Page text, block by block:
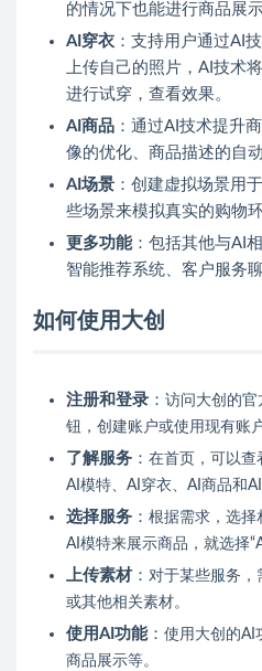
的情况下也能进行商品展示
AI穿衣 ：支持用户通过AI
上传自己的照片，AI技术
进行试穿，查看效果。
AI商品 ：通过AI技术提升
像的优化、商品描述的自
AI场景 ：创建虚拟场景用
些场景来模拟真实的购物
更多功能：包括其他与AI
智能推荐系统、客户服务
如何使用大创
注册和登录 ： 访问大创的官
钮，创建账户或使用现有账
了解服务 ： 在首页，可以查
AI模特、AI穿衣、AI商品和AI
选择服务 ： 根据需求，选择
AI模特来展示商品，就选择
上传素材： 对于某些服务，
或其他相关素材。
使用AI功能： 使用大创的AI
商品展示等。